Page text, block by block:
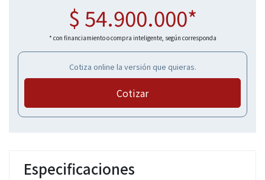
$ 54.900.000*
* con financiamiento o compra inteligente, según corresponda
Cotiza online la versión que quieras.
Cotizar
Especificaciones